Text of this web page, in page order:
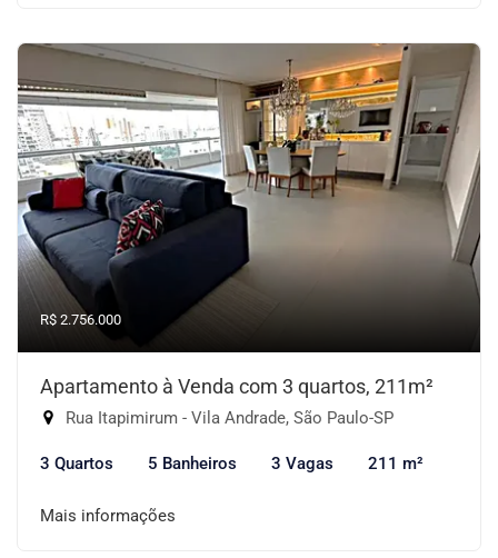
R$ 2.756.000
Apartamento à Venda com 3 quartos, 211m²
Rua Itapimirum - Vila Andrade, São Paulo-SP
3 Quartos 5 Banheiros 3 Vagas 211 m²
Mais informações